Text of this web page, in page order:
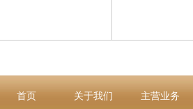
首页 关于我们 主营业务